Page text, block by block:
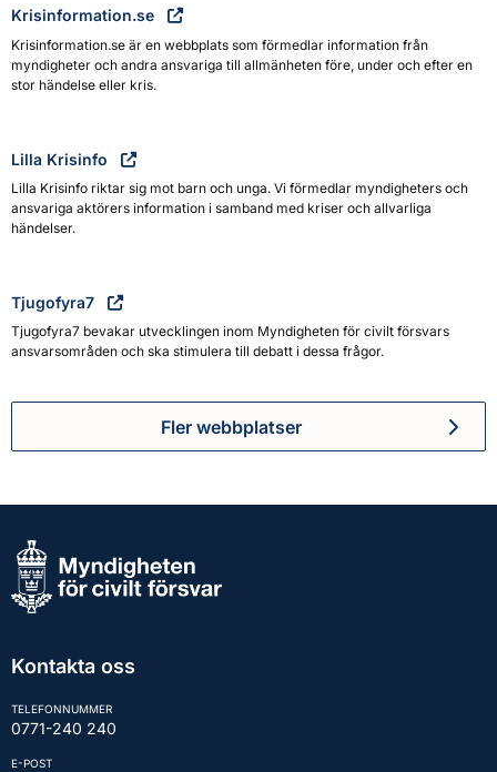
Krisinformation.se
Krisinformation.se är en webbplats som förmedlar information från
myndigheter och andra ansvariga till allmänheten före, under och efter en
stor händelse eller kris.
Lilla Krisinfo
Lilla Krisinfo riktar sig mot barn och unga. Vi förmedlar myndigheters och
ansvariga aktörers information i samband med kriser och allvarliga
händelser.
Tjugofyra7
Tjugofyra7 bevakar utvecklingen inom Myndigheten för civilt försvars
ansvarsområden och ska stimulera till debatt i dessa frågor.
Fler webbplatser
Kontakta oss
TELEFONNUMMER
0771-240 240
E-POST